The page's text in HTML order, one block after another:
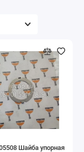
Шайба упорная